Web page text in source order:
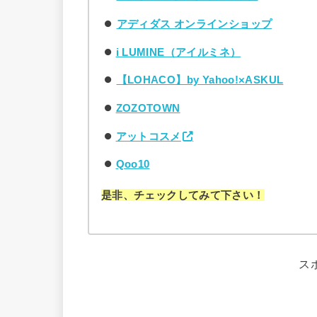
アディダス オンラインショップ
i LUMINE（アイルミネ）
【LOHACO】by Yahoo!×ASKUL
ZOZOTOWN
アットコスメ
Qoo10
是非、チェックしてみて下さい！
ス